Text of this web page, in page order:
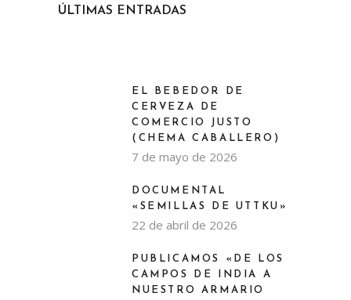
ÚLTIMAS ENTRADAS
EL BEBEDOR DE
CERVEZA DE
COMERCIO JUSTO
(CHEMA CABALLERO)
7 de mayo de 2026
DOCUMENTAL
«SEMILLAS DE UTTKU»
22 de abril de 2026
PUBLICAMOS «DE LOS
CAMPOS DE INDIA A
NUESTRO ARMARIO